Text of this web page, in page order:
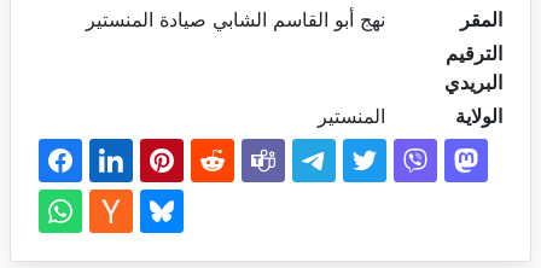
المقر
نهج أبو القاسم الشابي صيادة المنستير
الترقيم
البريدي
الولاية
المنستير